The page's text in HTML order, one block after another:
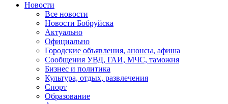
Новости
Все новости
Новости Бобруйска
Актуально
Официально
Городские объявления, анонсы, афиша
Сообщения УВД, ГАИ, МЧС, таможня
Бизнес и политика
Культура, отдых, развлечения
Спорт
Образование